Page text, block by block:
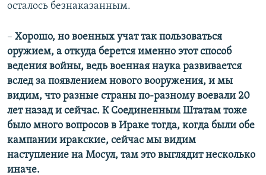
осталось безнаказанным.
–​ Хорошо, но военных учат так пользоваться
оружием, а откуда берется именно этот способ
ведения войны, ведь военная наука развивается
вслед за появлением нового вооружения, и мы
видим, что разные страны по-разному воевали 20
лет назад и сейчас. К Соединенным Штатам тоже
было много вопросов в Ираке тогда, когда были обе
кампании иракские, сейчас мы видим
наступление на Мосул, там это выглядит несколько
иначе.